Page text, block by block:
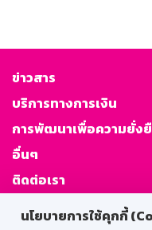
นโยบายการใช้คุกกี้
ข่าวสาร
บริการทางการเงิน
การพัฒนาเพื่อความยั่ง
อื่นๆ
ติดต่อเรา